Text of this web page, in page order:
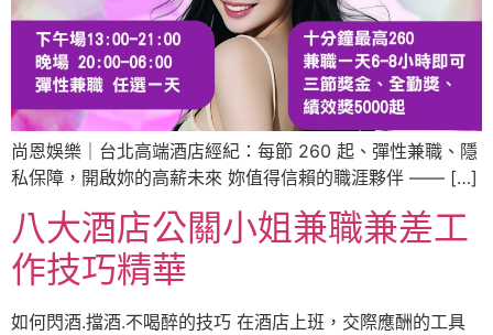
尚恩娛樂｜台北高端酒店經紀：每節 260 起、彈性兼職、隱
私保障，開啟妳的高薪未來 妳值得信賴的職涯夥伴 —— […]
八大酒店公關小姐兼職兼差工
作技巧精華
如何閃酒.擋酒.不喝醉的技巧 在酒店上班，交際應酬的工具